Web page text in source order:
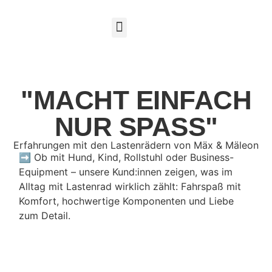
"MACHT EINFACH
NUR SPASS"
Erfahrungen mit den Lastenrädern von Mäx & Mäleon
➡️ Ob mit Hund, Kind, Rollstuhl oder Business-
Equipment – unsere Kund:innen zeigen, was im
Alltag mit Lastenrad wirklich zählt: Fahrspaß mit
Komfort, hochwertige Komponenten und Liebe
zum Detail.